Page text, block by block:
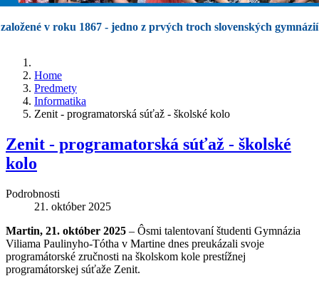
založené v roku 1867 - jedno z prvých troch slovenských gymnázií
Home
Predmety
Informatika
Zenit - programatorská súťaž - školské kolo
Zenit - programatorská súťaž - školské
kolo
Podrobnosti
21. október 2025
Martin, 21. október 2025 – Ôsmi talentovaní študenti Gymnázia
Viliama Paulinyho-Tótha v Martine dnes preukázali svoje
programátorské zručnosti na školskom kole prestížnej
programátorskej súťaže Zenit.